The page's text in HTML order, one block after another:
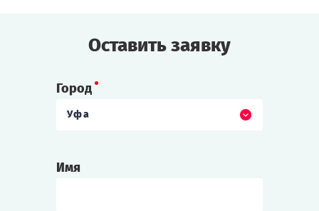
Оставить заявку
Город
Уфа
Имя